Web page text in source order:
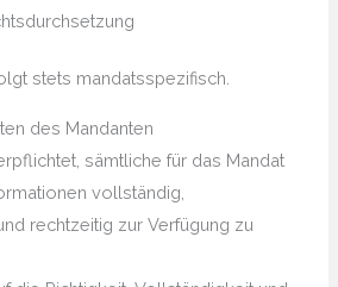
stets mandatsspezifisch.
des Mandanten
sämtliche für das Mandat
vollständig,
rechtzeitig zur Verfügung zu